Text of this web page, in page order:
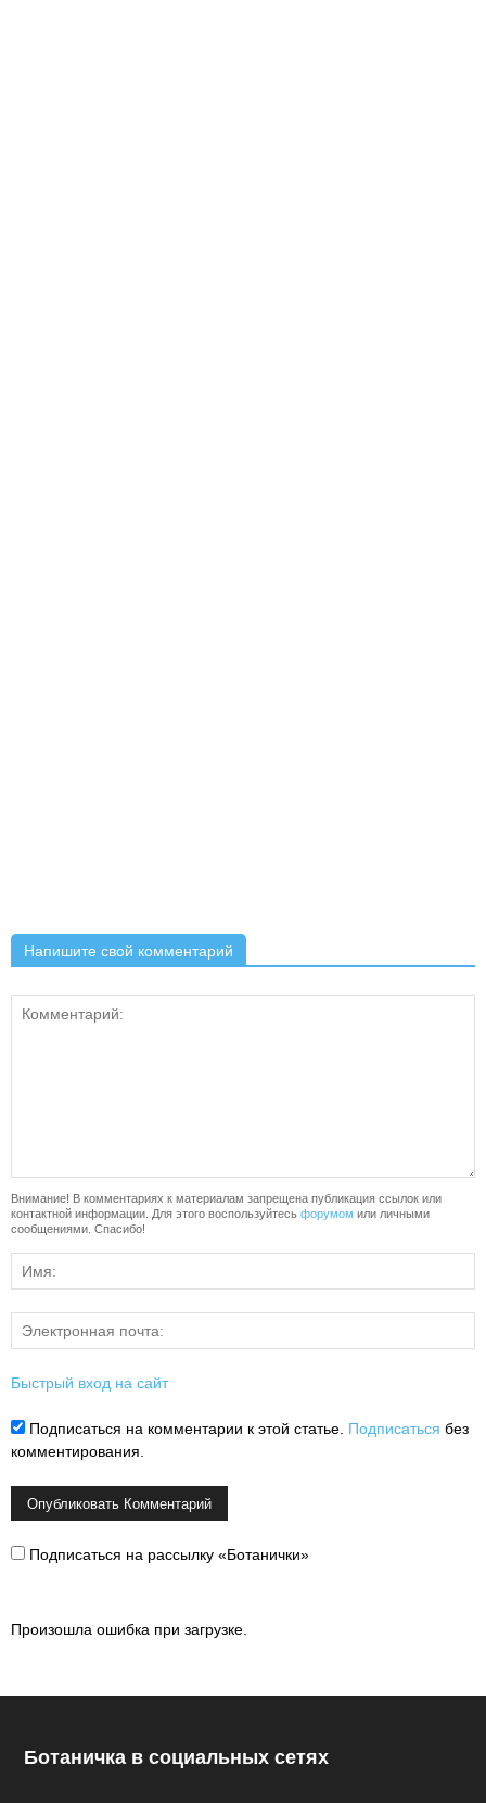
Напишите свой комментарий
Внимание! В комментариях к материалам запрещена публикация ссылок или
контактной информации. Для этого воспользуйтесь форумом или личными
сообщениями. Спасибо!
Быстрый вход на сайт
Подписаться на комментарии к этой статье. Подписаться без
комментирования.
Подписаться на рассылку «Ботанички»
Произошла ошибка при загрузке.
Ботаничка в социальных сетях